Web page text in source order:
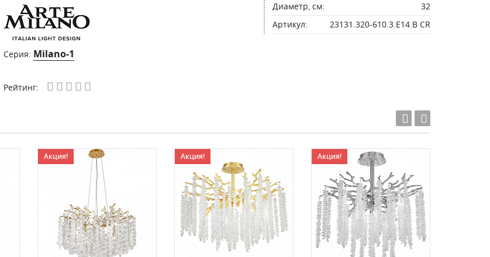
Серия: Milano-1
Рейтинг:
Диаметр, см:
32
Артикул:
23131.320-610.3.E14.B CR
Акция! Акция! Акция!